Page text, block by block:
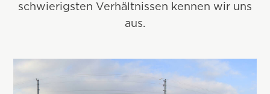
schwierigsten Verhältnissen kennen wir uns
aus.